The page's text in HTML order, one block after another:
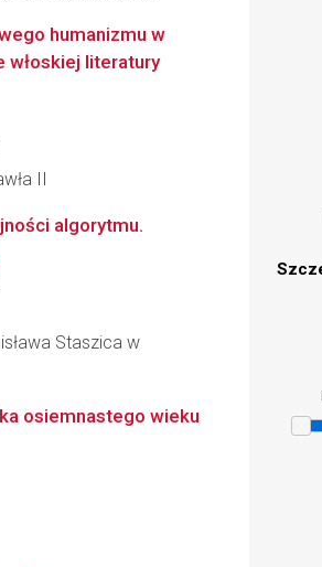
humanizmu w
włoskiej literatury
II
algorytmu.
Staszica w
osiemnastego wieku